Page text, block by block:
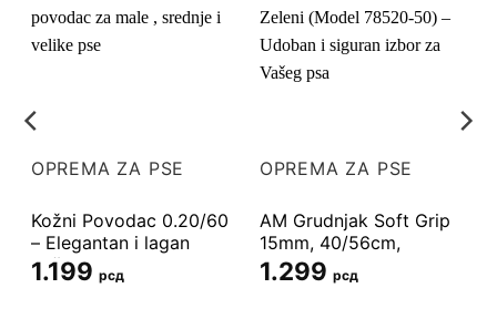
OPREMA ZA PSE
Kožni Povodac 0.20/60
– Elegantan i lagan
kožni povodac za male ,
srednje i velike pse
1.199 рсд
OPREMA ZA PSE
AM Grudnjak Soft Grip
15mm, 40/56cm,
Maslinasto Zeleni
(Model 78520-50) –
1.299 рсд